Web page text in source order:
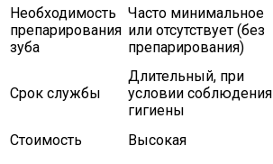
Необходимость
препарирования
зуба
Часто минимальное
или отсутствует (без
препарирования)
Срок службы
Длительный, при
условии соблюдения
гигиены
Стоимость
Высокая